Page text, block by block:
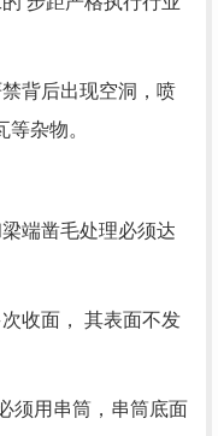
背后出现空洞，喷
杂物。
端凿毛处理必须达
收面， 其表面不发
须用串筒，串筒底面